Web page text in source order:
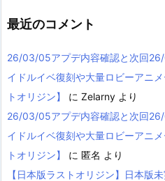
最近のコメント
26/03/05アプデ内容確認と次回
イドルイベ復刻や大量ロビーアニ
トオリジン】
に Zelarny より
26/03/05アプデ内容確認と次回
イドルイベ復刻や大量ロビーアニ
トオリジン】
に 匿名 より
【日本版ラストオリジン】日本版